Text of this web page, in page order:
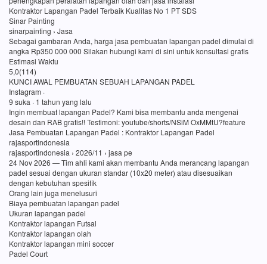
Kontraktor Lapangan Padel Terbaik Kualitas No 1 PT SDS
Sinar Painting
sinarpainting › Jasa
Sebagai gambaran Anda, harga jasa pembuatan lapangan padel dimulai di
angka Rp350 000 000 Silakan hubungi kami di sini untuk konsultasi gratis
Estimasi Waktu
5,0(114)
KUNCI AWAL PEMBUATAN SEBUAH LAPANGAN PADEL
Instagram ·
9 suka · 1 tahun yang lalu
Ingin membuat lapangan Padel? Kami bisa membantu anda mengenai
desain dan RAB gratis!! Testimoni: youtube/shorts/NSiM OxMMtU?feature
Jasa Pembuatan Lapangan Padel : Kontraktor Lapangan Padel
rajasportindonesia
rajasportindonesia › 2026/11 › jasa pe
24 Nov 2026 — Tim ahli kami akan membantu Anda merancang lapangan
padel sesuai dengan ukuran standar (10x20 meter) atau disesuaikan
dengan kebutuhan spesifik
Orang lain juga menelusuri
Biaya pembuatan lapangan padel
Ukuran lapangan padel
Kontraktor lapangan Futsal
Kontraktor lapangan olah
Kontraktor lapangan mini soccer
Padel Court